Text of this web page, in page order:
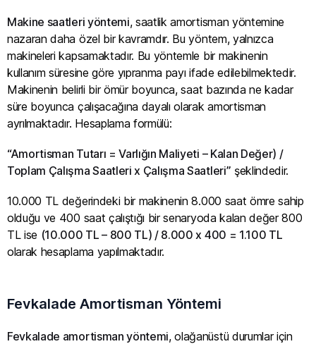
Makine saatleri yöntemi, saatlik amortisman yöntemine
nazaran daha özel bir kavramdır. Bu yöntem, yalnızca
makineleri kapsamaktadır. Bu yöntemle bir makinenin
kullanım süresine göre yıpranma payı ifade edilebilmektedir.
Makinenin belirli bir ömür boyunca, saat bazında ne kadar
süre boyunca çalışacağına dayalı olarak amortisman
ayrılmaktadır. Hesaplama formülü:
“Amortisman Tutarı = Varlığın Maliyeti – Kalan Değer) /
Toplam Çalışma Saatleri x Çalışma Saatleri” şeklindedir.
10.000 TL değerindeki bir makinenin 8.000 saat ömre sahip
olduğu ve 400 saat çalıştığı bir senaryoda kalan değer 800
TL ise (10.000 TL – 800 TL) / 8.000 x 400 = 1.100 TL
olarak hesaplama yapılmaktadır.
Fevkalade Amortisman Yöntemi
Fevkalade amortisman yöntemi, olağanüstü durumlar için